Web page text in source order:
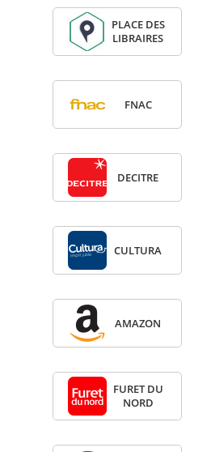
PLACE DES
LIBRAIRES
FNAC
DECITRE
CULTURA
AMA­ZON
FURET DU
NORD